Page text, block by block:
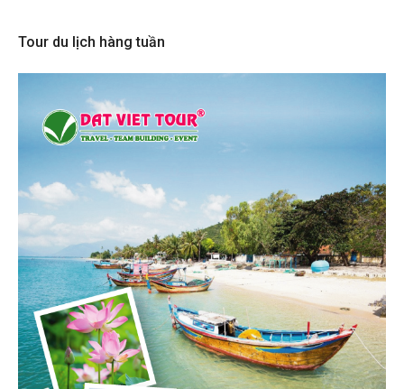
Tour du lịch hàng tuần